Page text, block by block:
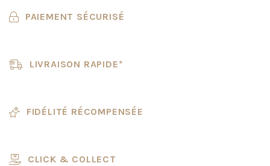
PAIEMENT SÉCURISÉ
LIVRAISON RAPIDE*
FIDÉLITÉ RÉCOMPENSÉE
CLICK & COLLECT